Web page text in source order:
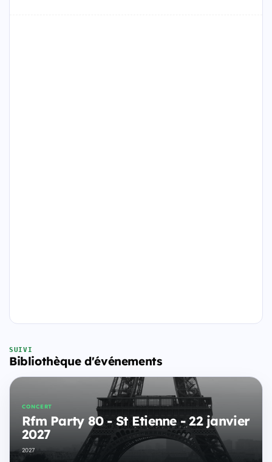
SUIVI
Bibliothèque d'événements
CONCERT
Rfm Party 80 - St Etienne - 22 janvier
2027
2027